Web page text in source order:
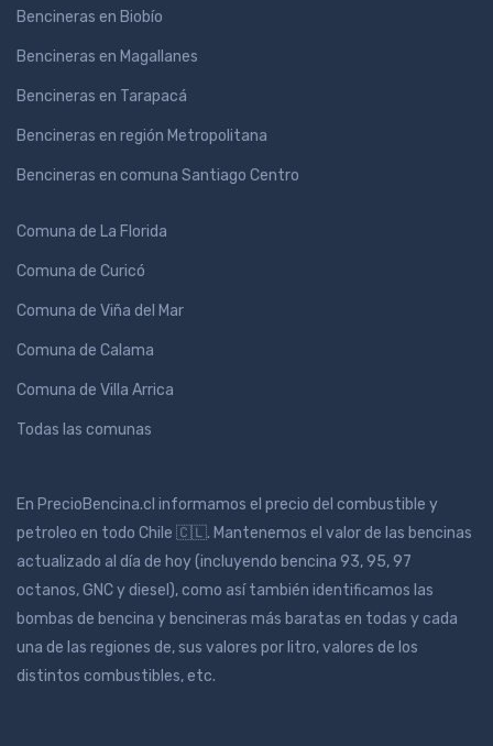
Bencineras en Biobío
Bencineras en Magallanes
Bencineras en Tarapacá
Bencineras en región Metropolitana
Bencineras en comuna Santiago Centro
Comuna de La Florida
Comuna de Curicó
Comuna de Viña del Mar
Comuna de Calama
Comuna de Villa Arrica
Todas las comunas
En PrecioBencina.cl informamos el precio del combustible y
petroleo en todo Chile 🇨🇱. Mantenemos el valor de las bencinas
actualizado al día de hoy (incluyendo bencina 93, 95, 97
octanos, GNC y diesel), como así también identificamos las
bombas de bencina y bencineras más baratas en todas y cada
una de las regiones de, sus valores por litro, valores de los
distintos combustibles, etc.